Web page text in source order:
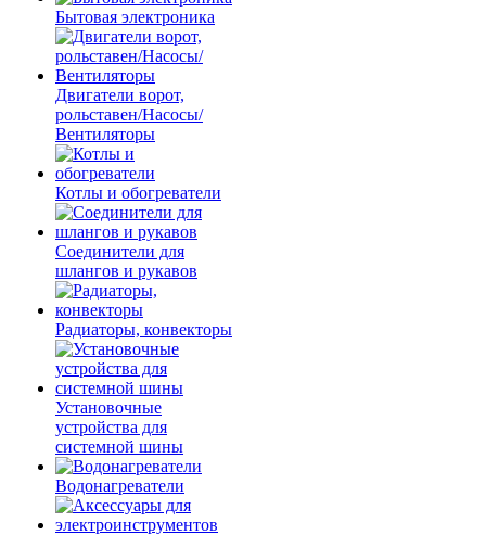
Бытовая электроника
Двигатели ворот,
рольставен/Насосы/
Вентиляторы
Котлы и обогреватели
Соединители для
шлангов и рукавов
Радиаторы, конвекторы
Установочные
устройства для
системной шины
Водонагреватели